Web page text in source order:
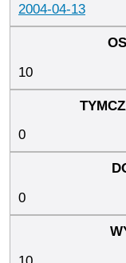
2004-04-13
10
0
0